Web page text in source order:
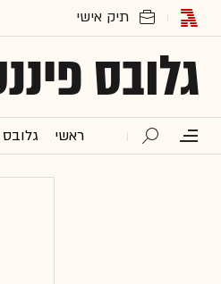
גלובס
ראשי גלובס